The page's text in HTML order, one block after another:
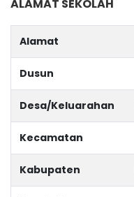
ALAMAT SEKOLAH
Alamat
Dusun
Desa/Keluarahan
Kecamatan
Kabupaten